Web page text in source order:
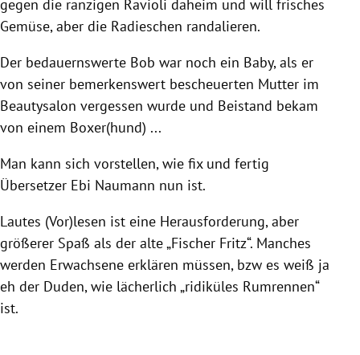
gegen die ranzigen Ravioli daheim und will frisches
Gemüse, aber die Radieschen randalieren.
Der bedauernswerte Bob war noch ein Baby, als er
von seiner bemerkenswert bescheuerten Mutter im
Beautysalon vergessen wurde und Beistand bekam
von einem Boxer(hund) ...
Man kann sich vorstellen, wie fix und fertig
Übersetzer Ebi Naumann nun ist.
Lautes (Vor)lesen ist eine Herausforderung, aber
größerer Spaß als der alte „Fischer Fritz“. Manches
werden Erwachsene erklären müssen, bzw es weiß ja
eh der Duden, wie lächerlich „ridiküles Rumrennen“
ist.